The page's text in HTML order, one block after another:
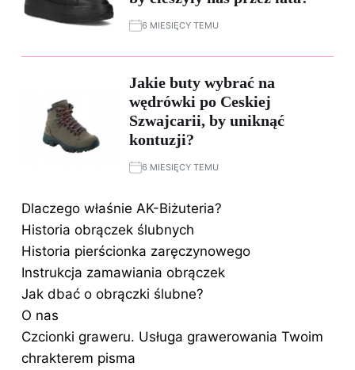
6 MIESIĘCY TEMU
Jakie buty wybrać na
wędrówki po Ceskiej
Szwajcarii, by uniknąć
kontuzji?
6 MIESIĘCY TEMU
Dlaczego właśnie AK-Biżuteria?
Historia obrączek ślubnych
Historia pierścionka zaręczynowego
Instrukcja zamawiania obrączek
Jak dbać o obrączki ślubne?
O nas
Czcionki graweru. Usługa grawerowania Twoim
chrakterem pisma